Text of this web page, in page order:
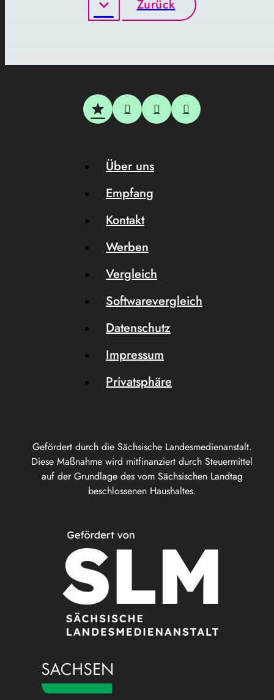
Zurück
Gefördert durch die Sächsische Landesmedienanstalt.
Diese Maßnahme wird mitfinanziert durch Steuermittel
auf der Grundlage des vom Sächsischen Landtag
beschlossenen Haushaltes.
Über uns
Empfang
Kontakt
Werben
Vergleich
Softwarevergleich
Datenschutz
Impressum
Privatsphäre